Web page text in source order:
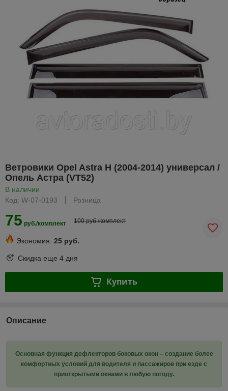
Ветровики Opel Astra H (2004-2014) универсал /
Опель Астра (VT52)
В наличии
Код: W-07-0193
Розница
75 руб./комплект 100 руб./комплект
Экономия: 25 руб.
Скидка еще 4 дня
Купить
Описание
Основная функция дефлекторов боковых окон – создание более
комфортных условий для водителя и пассажиров при езде с
приоткрытыми окнами в любую погоду.